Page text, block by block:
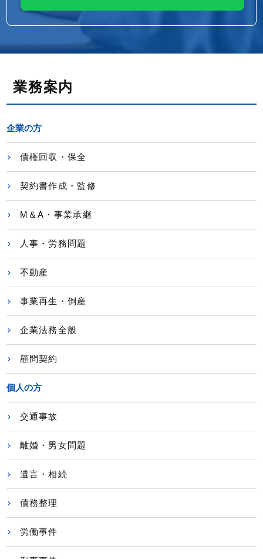
業務案内
企業の方
債権回収・保全
契約書作成・監修
M＆A・事業承継
人事・労務問題
不動産
事業再生・倒産
企業法務全般
顧問契約
個人の方
交通事故
離婚・男女問題
遺言・相続
債務整理
労働事件